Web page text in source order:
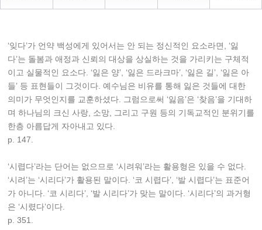
‘잊다’가 언약 백성에게 있어서는 안 되는 정신적인 요소라면, ‘잃
다’는 돌봄과 애정과 신뢰의 대상을 상실하는 것을 가리키는 구체적
이고 실물적인 요소다. ‘잃은 양’, ‘잃은 드라크마’, ‘잃은 길’, ‘잃은 아
들’ 등 표현들이 그것이다. 예수님은 비유를 통해 잃은 것들에 대한
의미가 무엇인지를 교훈하셨다. 그럼으로써 ‘잃음’은 ‘찾음’을 기대하
며 하나님의 크신 사랑, 소망, 그리고 구원 등의 기독교적인 분위기를
한층 아름답게 자아내고 있다.
p. 147.
‘시렵다’라는 단어는 없으므로 ‘시려워’라는 활용형은 있을 수 없다.
‘시려’는 ‘시리다’가 활용된 말이다. ‘코 시렵다’, ‘발 시렵다’는 표준어
가 아니다. ‘코 시리다’, ‘발 시리다’가 맞는 말이다. ‘시리다’의 과거형
은 ‘시렸다’이다.
p. 351.